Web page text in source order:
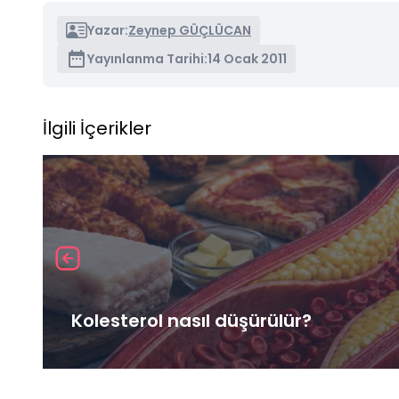
Yazar:Zeynep GÜÇLÜCAN
Yayınlanma Tarihi:14 Ocak 2011
İlgili İçerikler
Kolesterol nasıl düşürülür?